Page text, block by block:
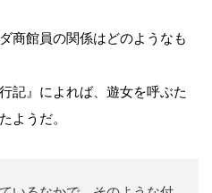
商館員の関係はどのようなも
記』によれば、遊女を呼ぶた
ようだ。